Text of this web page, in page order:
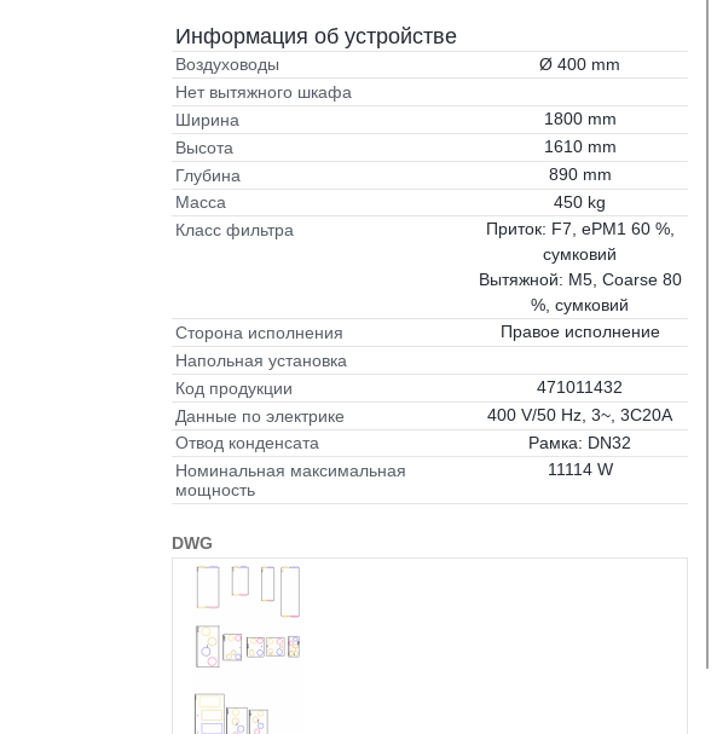
Информация об устройстве
Воздуховоды
Ø 400 mm
Нет вытяжного шкафа
Ширина
1800 mm
Высота
1610 mm
Глубина
890 mm
Масса
450 kg
Класс фильтра
Приток: F7, ePM1 60 %,
сумковий
Вытяжной: M5, Coarse 80
%, сумковий
Сторона исполнения
Правое исполнение
Напольная установка
Код продукции
471011432
Данные по электрике
400 V/50 Hz, 3~, 3C20A
Отвод конденсата
Рамка: DN32
Номинальная максимальная
мощность
11114 W
DWG